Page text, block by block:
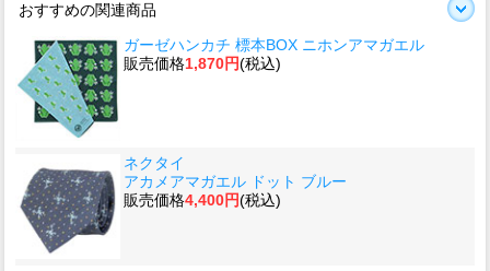
おすすめの関連商品
ガーゼハンカチ 標本BOX ニホンアマガエル
販売価格1,870円(税込)
ネクタイ
アカメアマガエル ドット ブルー
販売価格4,400円(税込)